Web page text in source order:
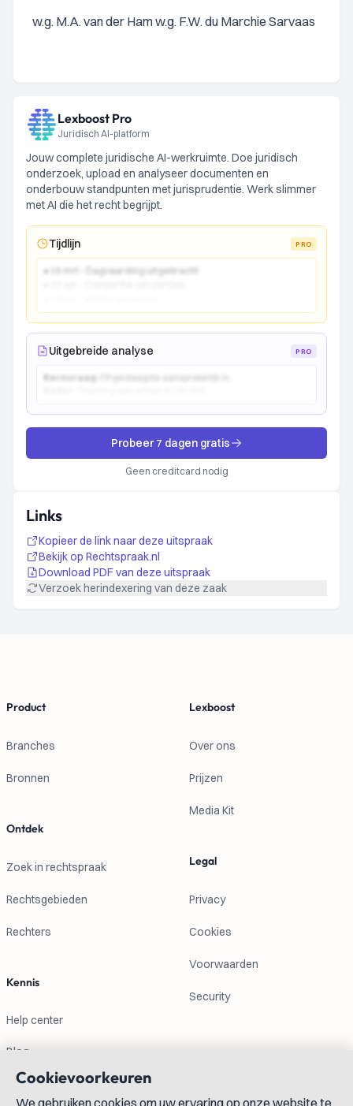
w.g. M.A. van der Ham w.g. F.W. du Marchie Sarvaas
Lexboost Pro
Juridisch AI-platform
Jouw complete juridische AI-werkruimte. Doe juridisch
onderzoek, upload en analyseer documenten en
onderbouw standpunten met jurisprudentie. Werk slimmer
met AI die het recht begrijpt.
Tijdlijn PRO
● 15 mrt - Dagvaarding uitgebracht
Uitgebreide analyse PRO
Kernvraag:
Probeer 7 dagen gratis
Geen creditcard nodig
Links
Kopieer de link naar deze uitspraak
Bekijk op Rechtspraak.nl
Download PDF van deze uitspraak
Verzoek herindexering van deze zaak
Product
Branches
Bronnen
Ontdek
Zoek in rechtspraak
Rechtsgebieden
Rechters
Kennis
Help center
Blog
Lexboost
Over ons
Prijzen
Media Kit
Legal
Privacy
Cookies
Voorwaarden
Security
Contactgegevens
Cookievoorkeuren
We gebruiken cookies om uw ervaring op onze website te